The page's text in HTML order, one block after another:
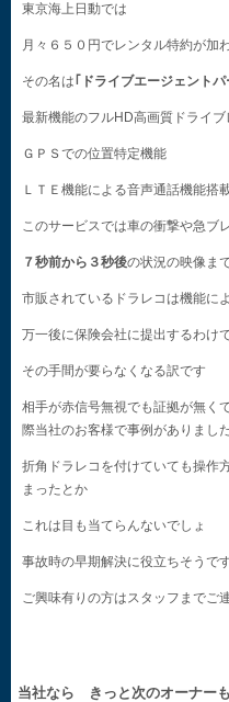
東京海上日動では
月々６５０円でレンタル特約が加
その名は｢ドライブエージェントパ
最新機能のフルHD高画質ドライブ
ＧＰＳでの位置特定機能
ＬＴＥ機能による音声通話機能搭
このサービスでは車の衝撃や急ブ
７秒前から３秒後の状況の映像ま
市販されているドラレコは機能に
万一後に保険会社に提出するわけ
その手間が要らなくなる訳です
相手が赤信号無視でも証拠が無
際当社のお客様で事例がありまし
折角ドラレコを付けていても操作
まったとか
これは目も当てらんないでしょ
事故時の早期解決に役立ちそうで
ご興味有りの方はスタッフまでご
当社なら きっと次のオーナー